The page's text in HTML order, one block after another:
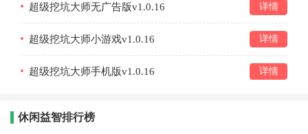
超级挖坑大师无广告版v1.0.16 详情
超级挖坑大师小游戏v1.0.16 详情
超级挖坑大师手机版v1.0.16 详情
休闲益智排行榜